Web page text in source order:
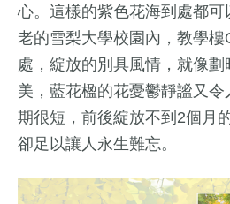
心。這樣的紫色花海到處都
老的雪梨大學校園內，教學樓
處，綻放的別具風情，就像
美，藍花楹的花憂鬱靜謐又
期很短，前後綻放不到2個月
卻足以讓人永生難忘。